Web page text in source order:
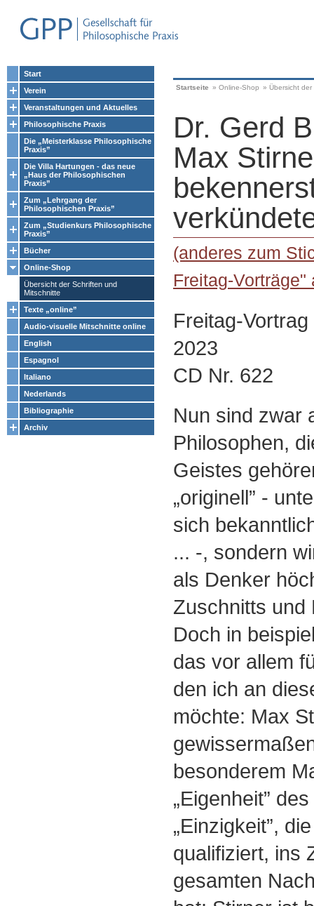
Start
Verein
Veranstaltungen und Aktuelles
Philosophische Praxis
Die „Meisterklasse Philosophische
Praxis”
Die Villa Hartungen - das neue
„Haus der Philosophischen
Praxis”
Zum „Lehrgang der
Philosophischen Praxis”
Zum „Studienkurs Philosophische
Praxis”
Bücher
Online-Shop
Übersicht der Schriften und
Mitschnitte
Texte „online”
Audio-visuelle Mitschnitte online
English
Espagnol
Italiano
Nederlands
Bibliographie
Archiv
Startseite » Online-Shop » Übersicht
Dr. Gerd
Max
(anderes zum
Freitag-Vorträge"
Freitag-
2023
CD Nr. 622
Nun sind zwar
Philosophen,
Geistes
„originell” -
sich
... -, sondern
als Denker
Zuschnitts und
Doch in
das vor allem
den ich an
möchte: Max
besonderem
„Eigenheit”
„Einzigkeit”,
qualifiziert, ins
gesamten